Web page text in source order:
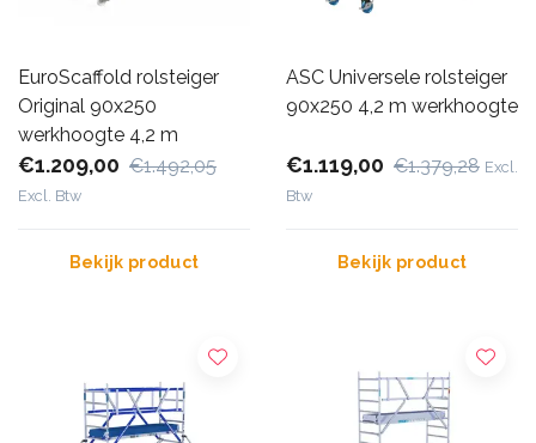
EuroScaffold rolsteiger
Original 90x250
werkhoogte 4,2 m
€1.209,00 €1.492,05
Excl. Btw
Bekijk product
ASC Universele rolsteiger
90x250 4,2 m werkhoogte
€1.119,00 €1.379,28 Excl.
Btw
Bekijk product